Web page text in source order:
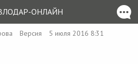
ОНЛАЙН
Версия 5 июля 2016 8:31